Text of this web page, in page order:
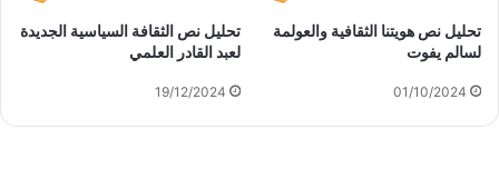
تحليل نص هويتنا الثقافية والعولمة
لسالم يفوت
01/10/2024
تحليل نص الثقافة السياسية الجديدة
لعبد القادر العلمي
19/12/2024